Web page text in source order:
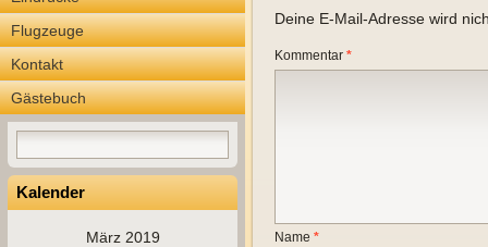
Flugzeuge
Kontakt
Gästebuch
Kalender
März 2019
Deine E-Mail-Adresse wird
Kommentar *
Name *